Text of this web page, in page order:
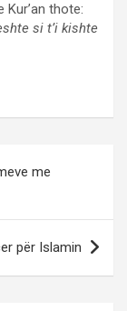
Kur’an thote:
si t’i kishte
me
për Islamin